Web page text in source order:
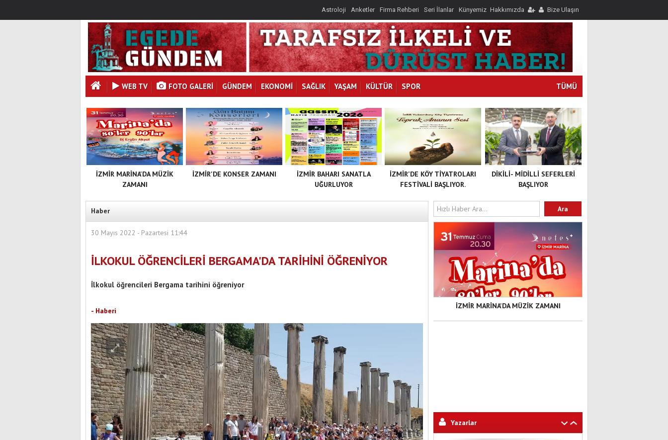
Astroloji Anketler Firma Rehberi Seri İlanlar Künyemiz Hakkımızda Bize Ulaşın
WEB TV FOTO GALERI GÜNDEM EKONOMİ SAĞLIK YAŞAM KÜLTÜR SPOR TÜMÜ
İZMİR MARİNA'DA MÜZİK
ZAMANI
İZMİR'DE KONSER ZAMANI
İZMİR BAHARI SANATLA
UĞURLUYOR
DİKİLİ- MİDİLLİ SEFERLERİ
BAŞLIYOR
İZMİR'DE KÖY TİYATROLARI
FESTİVALİ BAŞLIYOR.
Haber
30 Mayıs 2022 - Pazartesi 11:44
İLKOKUL ÖĞRENCİLERİ BERGAMA'DA TARİHİNİ ÖĞRENİYOR
İlkokul öğrencileri Bergama tarihini öğreniyor
- Haberi
İZMİR MARİNA'DA MÜZİK ZAMANI
Yazarlar